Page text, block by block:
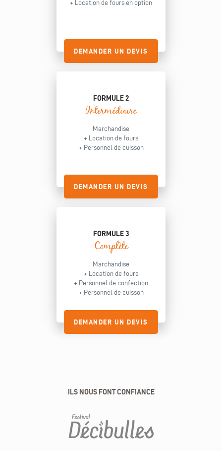
+ Location de fours en option
DEMANDER UN DEVIS
FORMULE 2
Intermédiaire
Marchandise
+ Location de fours
+ Personnel de cuisson
DEMANDER UN DEVIS
FORMULE 3
Complète
Marchandise
+ Location de fours
+ Personnel de confection
+ Personnel de cuisson
DEMANDER UN DEVIS
ILS NOUS FONT CONFIANCE